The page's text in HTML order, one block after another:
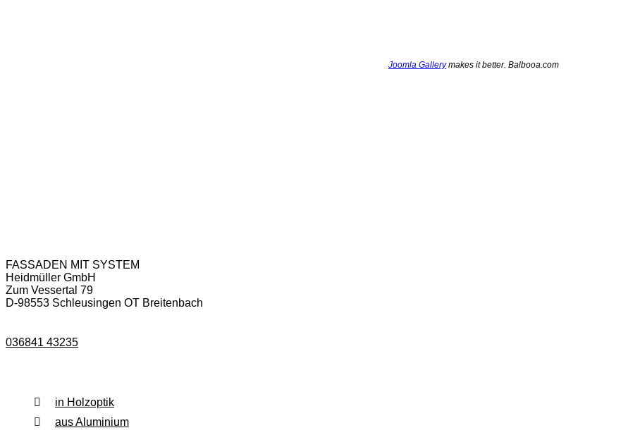
Joomla Gallerymakes it better. Balbooa.com
FASSADEN MIT SYSTEM
Heidmüller GmbH
Zum Vessertal 79
D-98553 Schleusingen OT Breitenbach
036841 43235
in Holzoptik
aus Aluminium